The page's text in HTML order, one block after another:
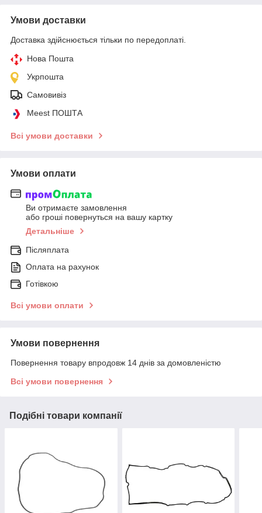
Умови доставки
Доставка здійснюється тільки по передоплаті.
Нова Пошта
Укрпошта
Самовивіз
Meest ПОШТА
Всі умови доставки
Умови оплати
Ви отримаєте замовлення
або гроші повернуться на вашу картку
Детальніше
Післяплата
Оплата на рахунок
Готівкою
Всі умови оплати
Умови повернення
Повернення товару впродовж 14 днів за домовленістю
Всі умови повернення
Подібні товари компанії